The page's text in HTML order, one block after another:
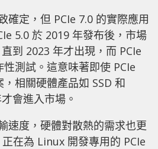
確定，但 PCIe 7.0 的實際應用
5.0 於 2019 年發布後，市場
到 2023 年才出現，而 PCIe
測試。這意味著即使 PCIe
相關硬體產品如 SSD 和
會進入市場。
速度，硬體對散熱的需求也更
在為 Linux 開發專用的 PCIe